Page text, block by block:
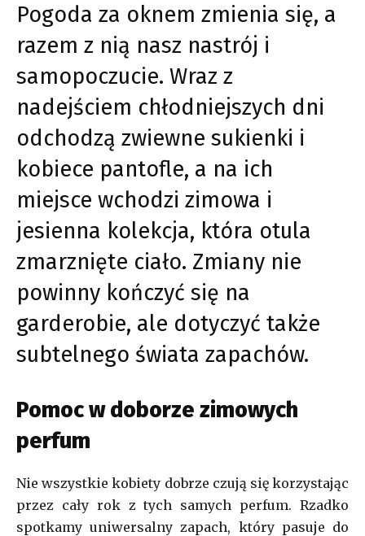
Pogoda za oknem zmienia się, a
razem z nią nasz nastrój i
samopoczucie. Wraz z
nadejściem chłodniejszych dni
odchodzą zwiewne sukienki i
kobiece pantofle, a na ich
miejsce wchodzi zimowa i
jesienna kolekcja, która otula
zmarznięte ciało. Zmiany nie
powinny kończyć się na
garderobie, ale dotyczyć także
subtelnego świata zapachów.
Pomoc w doborze zimowych
perfum
Nie wszystkie kobiety dobrze czują się korzystając
przez cały rok z tych samych perfum. Rzadko
spotkamy uniwersalny zapach, który pasuje do